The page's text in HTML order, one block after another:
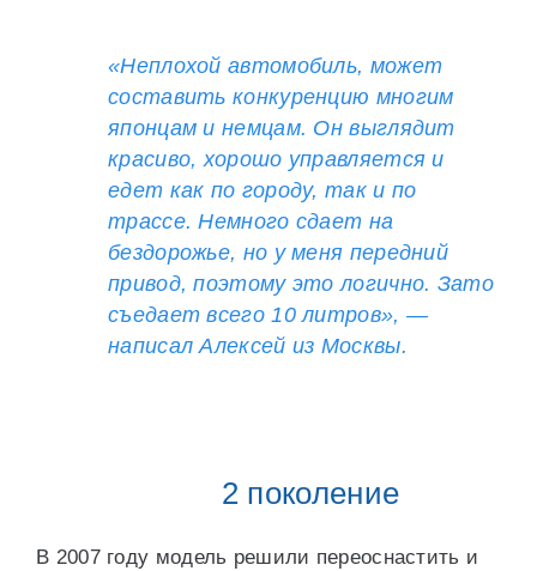
«Неплохой автомобиль, может
составить конкуренцию многим
японцам и немцам. Он выглядит
красиво, хорошо управляется и
едет как по городу, так и по
трассе. Немного сдает на
бездорожье, но у меня передний
привод, поэтому это логично. Зато
съедает всего 10 литров», —
написал Алексей из Москвы.
2 поколение
В 2007 году модель решили переоснастить и